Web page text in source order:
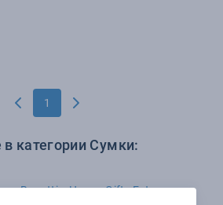
1
категории Сумки:
Bugatti
Happy Gifts Extra